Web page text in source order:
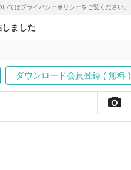
てはプライバシーポリシーをご覧ください。
ました
ダウンロード会員登録 ( 無料 )